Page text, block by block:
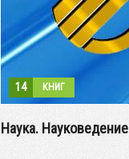
14 КНИГ
Наука. Науковедение